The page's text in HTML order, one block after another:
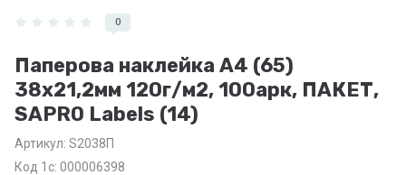
0
Паперова наклейка А4 (65)
38х21,2мм 120г/м2, 100арк, ПАКЕТ,
SAPRO Labels (14)
Артикул: S2038П
Код 1с: 000006398